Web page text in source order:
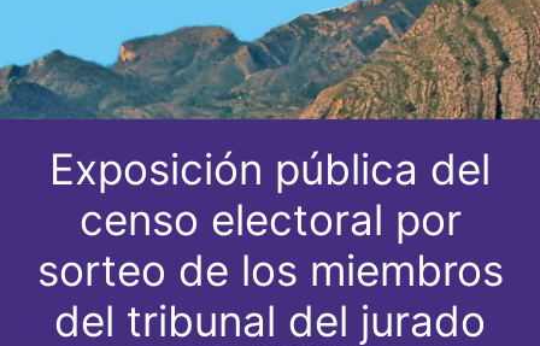
Exposición pública del
censo electoral por
sorteo de los miembros
del tribunal del jurado